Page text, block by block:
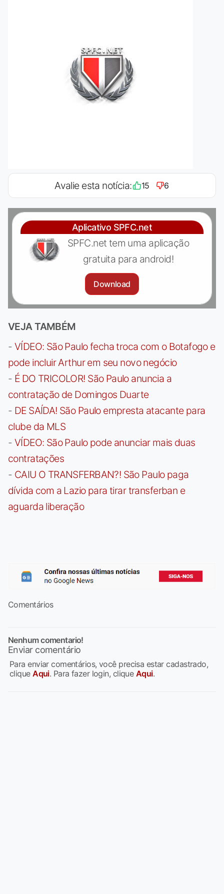
Avalie esta notícia: 15 6
Aplicativo SPFC.net
SPFC.net tem uma aplicação
gratuita para android!
Download
VEJA TAMBÉM
- VÍDEO: São Paulo fecha troca com o Botafogo e
pode incluir Arthur em seu novo negócio
- É DO TRICOLOR! São Paulo anuncia a
contratação de Domingos Duarte
- DE SAÍDA! São Paulo empresta atacante para
clube da MLS
- VÍDEO: São Paulo pode anunciar mais duas
contratações
- CAIU O TRANSFERBAN?! São Paulo paga
dívida com a Lazio para tirar transferban e
aguarda liberação
Comentários
Nenhum comentario!
Enviar comentário
Para enviar comentários, você precisa estar cadastrado,
cliqueAqui. Para fazer login, clique Aqui.